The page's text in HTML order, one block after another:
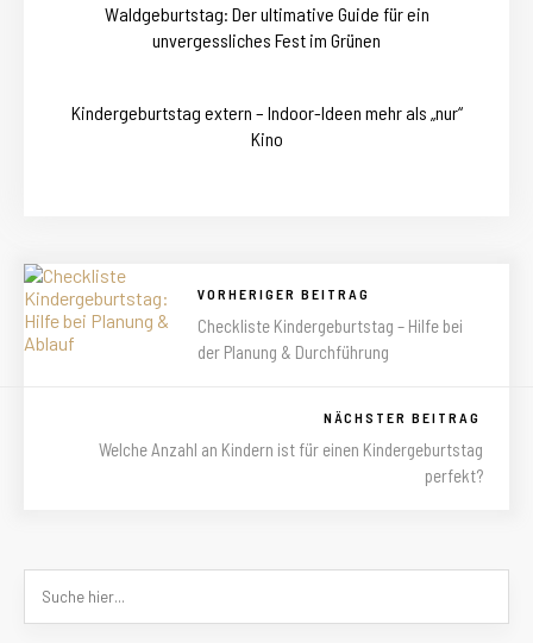
Waldgeburtstag: Der ultimative Guide für ein
unvergessliches Fest im Grünen
Kindergeburtstag extern – Indoor-Ideen mehr als „nur“
Kino
VORHERIGER BEITRAG
Checkliste Kindergeburtstag – Hilfe bei
der Planung & Durchführung
NÄCHSTER BEITRAG
Welche Anzahl an Kindern ist für einen Kindergeburtstag
perfekt?